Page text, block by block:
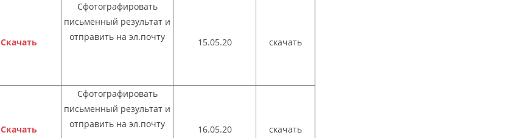
Скачать
Сфотографировать
письменный результат и
отправить на эл.почту
15.05.20 скачать
Скачать
Сфотографировать
письменный результат и
отправить на эл.почту
16.05.20 скачать